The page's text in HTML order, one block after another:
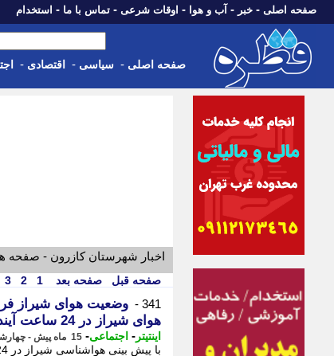
صفحه اصلی - خبر - آب و هوا - اوقات شرعی - تماس با ما - استخدام
صفحه اصلی - سیاسی - اقتصادی -
اخبار شهرستان کازرون - صفحه
صفحه قبل صفحه بعد 1
2
3
341 -
هوای شیراز در 24 ساعت آینده + هواشناسی شیراز
اینتیتر - اجتماعی- 15 ماه پیش - چهارشنبه 7 خرداد 1404، 13:56